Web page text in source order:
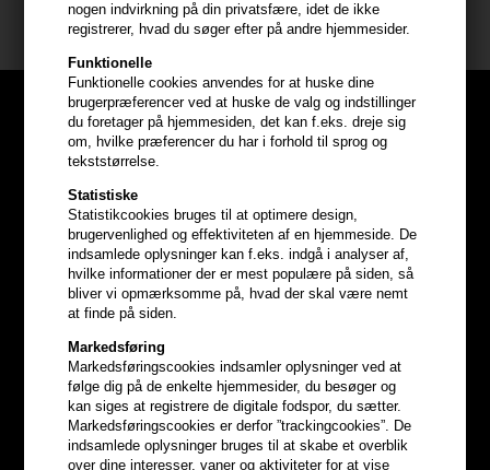
nogen indvirkning på din privatsfære, idet de ikke
registrerer, hvad du søger efter på andre hjemmesider.
Funktionelle
Funktionelle cookies anvendes for at huske dine
brugerpræferencer ved at huske de valg og indstillinger
du foretager på hjemmesiden, det kan f.eks. dreje sig
om, hvilke præferencer du har i forhold til sprog og
tekststørrelse.
Statistiske
Statistikcookies bruges til at optimere design,
brugervenlighed og effektiviteten af en hjemmeside. De
indsamlede oplysninger kan f.eks. indgå i analyser af,
hvilke informationer der er mest populære på siden, så
bliver vi opmærksomme på, hvad der skal være nemt
at finde på siden.
Markedsføring
Markedsføringscookies indsamler oplysninger ved at
følge dig på de enkelte hjemmesider, du besøger og
kan siges at registrere de digitale fodspor, du sætter.
Markedsføringscookies er derfor ”trackingcookies”. De
indsamlede oplysninger bruges til at skabe et overblik
over dine interesser, vaner og aktiviteter for at vise
Wella EIMI Styling
Optjen5% bonuskronerpå
hele din ordre